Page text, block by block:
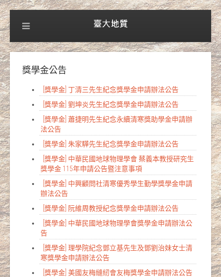
獎學金公告
[獎學金] 丁清三先生紀念獎學金申請辦法公告
[獎學金] 劉坤炎先生紀念獎學金申請辦法公告
[獎學金] 蕭捷明先生紀念永續清寒獎助學金申請辦
法公告
[獎學金] 朱家驊先生紀念獎學金申請辦法公告
[獎學金] 中華民國地球物理學會 蔡義本教授研究生
獎學金 115年申請公告暨注意事項
[獎學金] 中興顧問社清寒優秀學生勤學獎學金申請
辦法公告
[獎學金] 阮維周教授紀念獎學金申請辦法公告
[獎學金] 中華民國地球物理學會獎學金申請辦法公
告
[獎學金] 理學院紀念鄧立基先生及鄧劉治妹女士清
寒獎學金申請辦法公告
[獎學金] 美國友梅縫紉會友梅獎學金申請辦法公告